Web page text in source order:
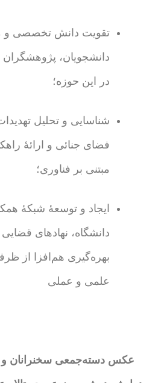
تقویت دانش تخصصی و
دانشجویان،
در این حوزه؛
شناسایی و تحلیل
فضای جنائی و ارائۀ
مبتنی بر فناوری؛
ایجاد و توسعۀ شبکۀ
دانشگاه، نهادهای
بهره‌گیری هم‌افزا از
علمی و عملی
عکس دسته‌جمعی سخنرانان و